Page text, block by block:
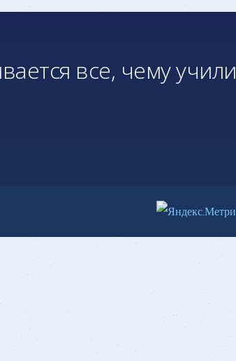
все, чему учили